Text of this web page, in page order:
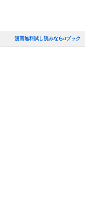
漫画無料試し読みならdブック